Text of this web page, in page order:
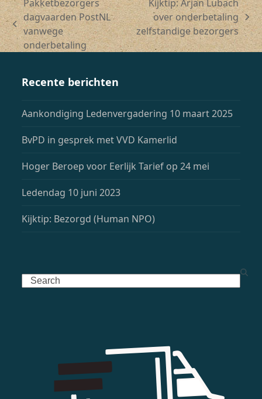
previous
post:
Pakketbezorgers
dagvaarden PostNL
vanwege
onderbetaling
next
post:
Kijktip: Arjan Lubach
over onderbetaling
zelfstandige bezorgers
Recente berichten
Aankondiging Ledenvergadering 10 maart 2025
BvPD in gesprek met VVD Kamerlid
Hoger Beroep voor Eerlijk Tarief op 24 mei
Ledendag 10 juni 2023
Kijktip: Bezorgd (Human NPO)
Search